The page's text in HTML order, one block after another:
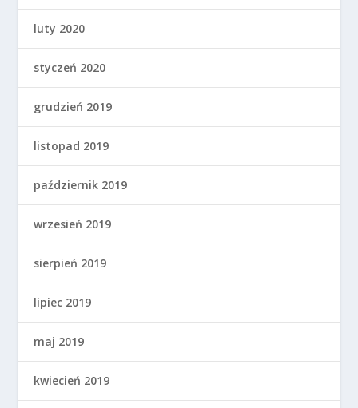
luty 2020
styczeń 2020
grudzień 2019
listopad 2019
październik 2019
wrzesień 2019
sierpień 2019
lipiec 2019
maj 2019
kwiecień 2019